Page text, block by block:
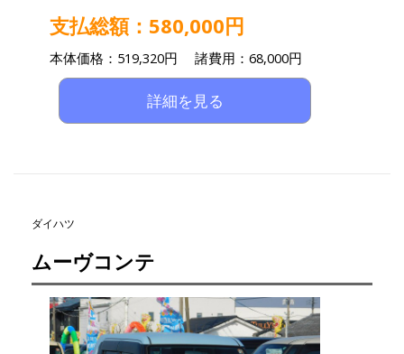
支払総額：580,000円
本体価格：519,320円 諸費用：68,000円
詳細を見る
ダイハツ
ムーヴコンテ